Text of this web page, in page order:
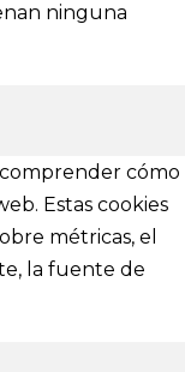
ninguna
comprender cómo
Estas cookies
métricas, el
la fuente de